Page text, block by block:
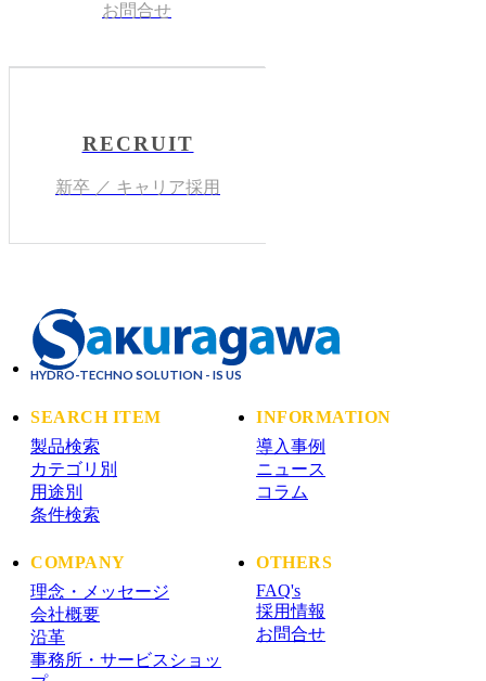
お問合せ
RECRUIT
新卒 ／ キャリア採用
HYDRO-TECHNO SOLUTION - IS US
SEARCH ITEM
製品検索
カテゴリ別
用途別
条件検索
INFORMATION
導入事例
ニュース
コラム
COMPANY
理念・メッセージ
会社概要
沿革
事務所・サービスショッ
OTHERS
FAQ's
採用情報
お問合せ